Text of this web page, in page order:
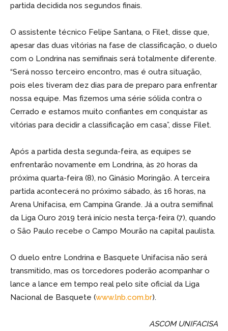
partida decidida nos segundos finais.
O assistente técnico Felipe Santana, o Filet, disse que,
apesar das duas vitórias na fase de classificação, o duelo
com o Londrina nas semifinais será totalmente diferente.
“Será nosso terceiro encontro, mas é outra situação,
pois eles tiveram dez dias para de preparo para enfrentar
nossa equipe. Mas fizemos uma série sólida contra o
Cerrado e estamos muito confiantes em conquistar as
vitórias para decidir a classificação em casa”, disse Filet.
Após a partida desta segunda-feira, as equipes se
enfrentarão novamente em Londrina, às 20 horas da
próxima quarta-feira (8), no Ginásio Moringão. A terceira
partida acontecerá no próximo sábado, às 16 horas, na
Arena Unifacisa, em Campina Grande. Já a outra semifinal
da Liga Ouro 2019 terá início nesta terça-feira (7), quando
o São Paulo recebe o Campo Mourão na capital paulista.
O duelo entre Londrina e Basquete Unifacisa não será
transmitido, mas os torcedores poderão acompanhar o
lance a lance em tempo real pelo site oficial da Liga
Nacional de Basquete (www.lnb.com.br).
ASCOM UNIFACISA